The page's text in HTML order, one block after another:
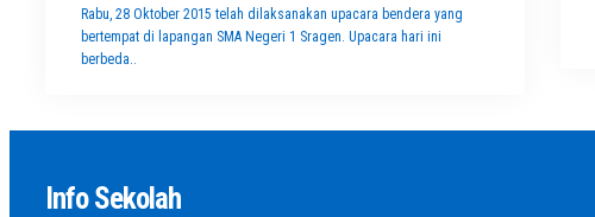
Rabu, 28 Oktober 2015 telah dilaksanakan upacara bendera yang
bertempat di lapangan SMA Negeri 1 Sragen. Upacara hari ini
berbeda..
Info Sekolah